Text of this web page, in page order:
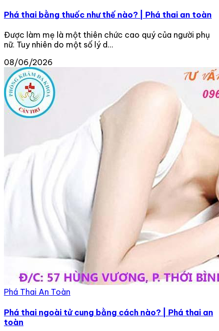
Phá thai bằng thuốc như thế nào? | Phá thai an toàn
Được làm mẹ là một thiên chức cao quý của người phụ
nữ. Tuy nhiên do một số lý d...
08/06/2026
Phá Thai An Toàn
Phá thai ngoài tử cung bằng cách nào? | Phá thai an
toàn